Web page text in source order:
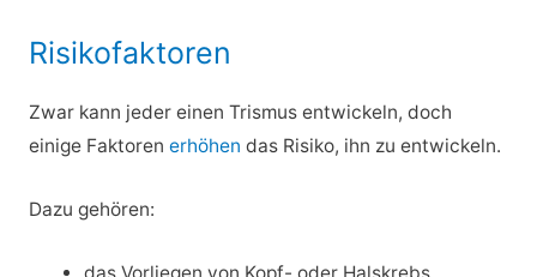
Risikofaktoren
Zwar kann jeder einen Trismus entwickeln, doch
einige Faktoren erhöhen das Risiko, ihn zu entwickeln.
Dazu gehören:
das Vorliegen von Kopf- oder Halskrebs